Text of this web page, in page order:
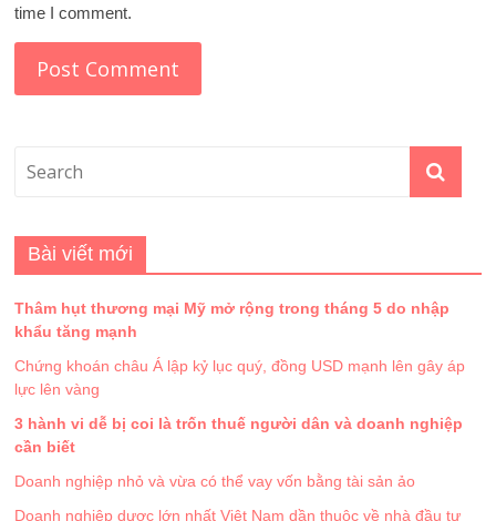
time I comment.
Bài viết mới
Thâm hụt thương mại Mỹ mở rộng trong tháng 5 do nhập
khẩu tăng mạnh
Chứng khoán châu Á lập kỷ lục quý, đồng USD mạnh lên gây áp
lực lên vàng
3 hành vi dễ bị coi là trốn thuế người dân và doanh nghiệp
cần biết
Doanh nghiệp nhỏ và vừa có thể vay vốn bằng tài sản ảo
Doanh nghiệp dược lớn nhất Việt Nam dần thuộc về nhà đầu tư